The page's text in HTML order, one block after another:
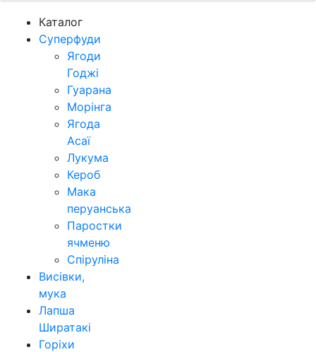
Каталог
Суперфуди
Ягоди
Годжі
Гуарана
Морінга
Ягода
Асаї
Лукума
Кероб
Мака
перуанська
Паростки
ячменю
Спіруліна
Висівки,
мука
Лапша
Ширатакі
Горіхи